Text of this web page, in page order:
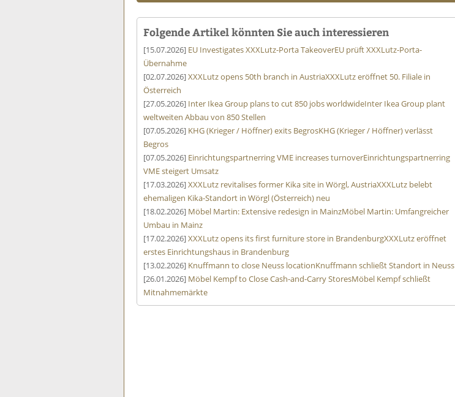
Folgende Artikel könnten Sie auch interessieren
[15.07.2026] EU Investigates XXXLutz-Porta TakeoverEU prüft XXXLutz-Porta-
Übernahme
[02.07.2026]XXXLutz opens 50th branch in AustriaXXXLutz eröffnet 50. Filiale in
Österreich
[27.05.2026] Inter Ikea Group plans to cut 850 jobs worldwideInter Ikea Group plant
weltweiten Abbau von 850 Stellen
[07.05.2026] KHG (Krieger / Höffner) exits BegrosKHG (Krieger / Höffner) verlässt
Begros
[07.05.2026] Einrichtungspartnerring VME increases turnoverEinrichtungspartnerring
VME steigert Umsatz
[17.03.2026]XXXLutz revitalises former Kika site in Wörgl, AustriaXXXLutz belebt
ehemaligen Kika-Standort in Wörgl (Österreich) neu
[18.02.2026] Möbel Martin: Extensive redesign in MainzMöbel Martin: Umfangreicher
Umbau in Mainz
[17.02.2026]XXXLutz opens its first furniture store in BrandenburgXXXLutz eröffnet
erstes Einrichtungshaus in Brandenburg
[13.02.2026] Knuffmann to close Neuss locationKnuffmann schließt Standort in Neuss
[26.01.2026] Möbel Kempf to Close Cash-and-Carry StoresMöbel Kempf schließt
Mitnahmemärkte